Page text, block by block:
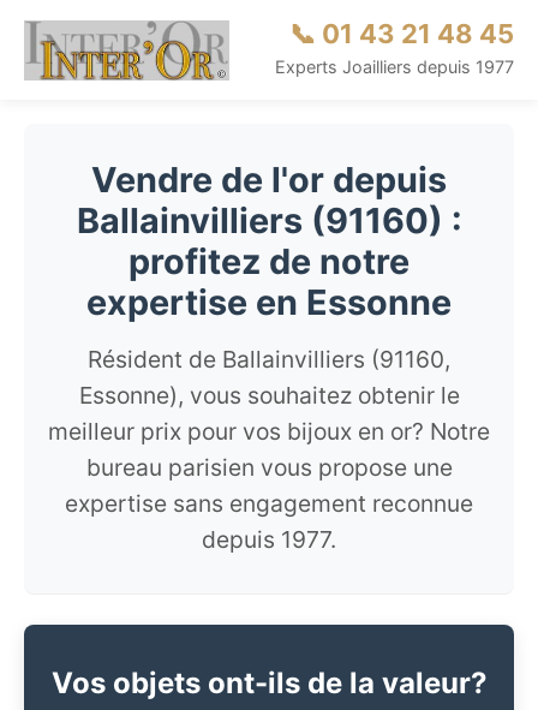
📞 01 43 21 48 45
Experts Joailliers depuis 1977
Vendre de l'or depuis
Ballainvilliers (91160) :
profitez de notre
expertise en Essonne
Résident de Ballainvilliers (91160,
Essonne), vous souhaitez obtenir le
meilleur prix pour vos bijoux en or? Notre
bureau parisien vous propose une
expertise sans engagement reconnue
depuis 1977.
Vos objets ont-ils de la valeur?